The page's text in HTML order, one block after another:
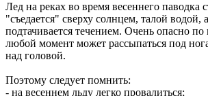
Лед на реках во время весеннего паводка
"съедается" сверху солнцем, талой водой,
подтачивается течением. Очень опасно по
любой момент может рассыпаться под
над головой.
Поэтому следует помнить:
- на весеннем льду легко провалиться;